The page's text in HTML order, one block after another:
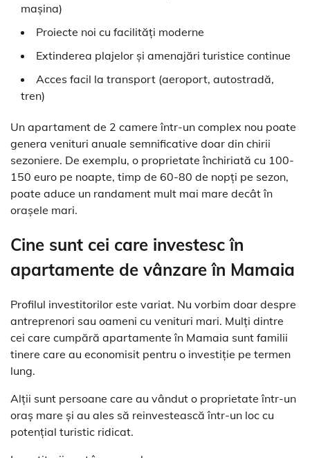
mașina)
Proiecte noi cu facilități moderne
Extinderea plajelor și amenajări turistice continue
Acces facil la transport (aeroport, autostradă,
tren)
Un apartament de 2 camere într-un complex nou poate
genera venituri anuale semnificative doar din chirii
sezoniere. De exemplu, o proprietate închiriată cu 100-
150 euro pe noapte, timp de 60-80 de nopți pe sezon,
poate aduce un randament mult mai mare decât în
orașele mari.
Cine sunt cei care investesc în
apartamente de vânzare în Mamaia
Profilul investitorilor este variat. Nu vorbim doar despre
antreprenori sau oameni cu venituri mari. Mulți dintre
cei care cumpără apartamente în Mamaia sunt familii
tinere care au economisit pentru o investiție pe termen
lung.
Alții sunt persoane care au vândut o proprietate într-un
oraș mare și au ales să reinvestească într-un loc cu
potențial turistic ridicat.